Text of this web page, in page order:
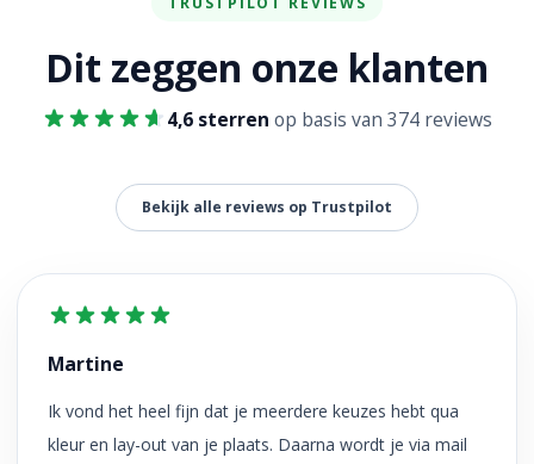
Dit zeggen onze klanten
4,6 sterren op basis van 374 reviews
Bekijk alle reviews op Trustpilot
Martine
Ik vond het heel fijn dat je meerdere keuzes hebt qua
kleur en lay-out van je plaats. Daarna wordt je via mail